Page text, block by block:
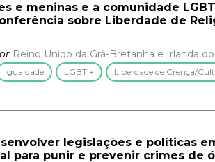
e meninas e a comunidade
sobre Liberdade de
Reino Unido da Grã-Bretanha e Irlanda
Igualdade LGBTI+ Liberdade de Crença/
legislações e políticas
para punir e prevenir crimes de